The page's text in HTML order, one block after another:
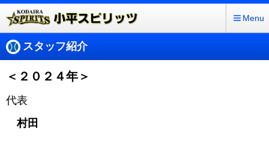
Menu
スタッフ紹介
＜２０２４年＞
代表
村田